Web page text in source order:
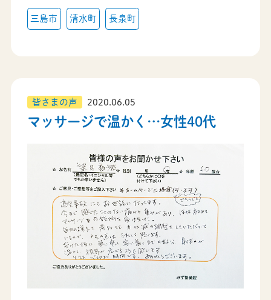
三島市 清水町 長泉町
皆さまの声 2020.06.05
マッサージで温かく…女性40代